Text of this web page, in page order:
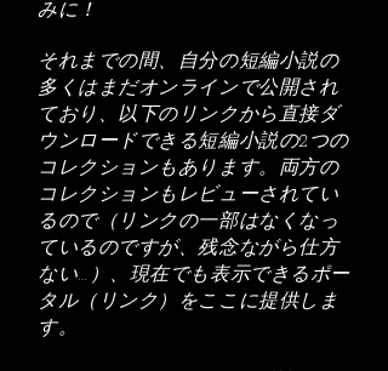
みに！
それまでの間、自分の短編小説の
多くはまだオンラインで公開され
ており、以下のリンクから直接ダ
ウンロードできる短編小説の2つの
コレクションもあります。両方の
コレクションもレビューされてい
るので（リンクの一部はなくなっ
ているのですが、残念ながら仕方
ない… ）、現在でも表示できるポー
タル（リンク）をここに提供しま
す。